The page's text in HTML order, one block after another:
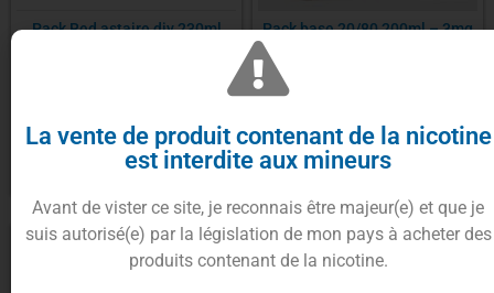
Pack Red astaire diy 230ml
Pack base 20/80 200ml – 3mg
La vente de produit contenant de la nicotine
est interdite aux mineurs
Avant de vister ce site, je reconnais être majeur(e) et que je
suis autorisé(e) par la législation de mon pays à acheter des
produits contenant de la nicotine.